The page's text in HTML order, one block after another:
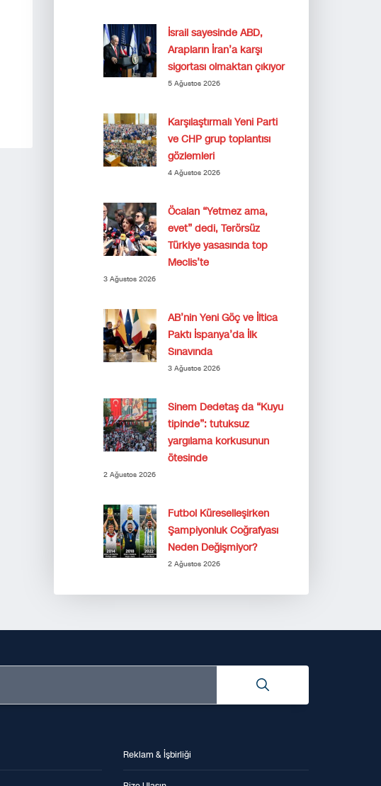
İsrail sayesinde ABD,
Arapların İran’a karşı
sigortası olmaktan çıkıyor
5 Ağustos 2026
Karşılaştırmalı Yeni Parti
ve CHP grup toplantısı
gözlemleri
4 Ağustos 2026
Öcalan “Yetmez ama,
evet” dedi, Terörsüz
Türkiye yasasında top
Meclis’te
3 Ağustos 2026
AB’nin Yeni Göç ve İltica
Paktı İspanya’da İlk
Sınavında
3 Ağustos 2026
Sinem Dedetaş da “Kuyu
tipinde”: tutuksuz
yargılama korkusunun
ötesinde
2 Ağustos 2026
Futbol Küreselleşirken
Şampiyonluk Coğrafyası
Neden Değişmiyor?
2 Ağustos 2026
Reklam & İşbirliği